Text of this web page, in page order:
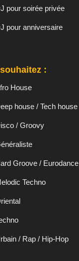
pour soirée privée
pour anniversaire
:
House
house / Tech house
/ Groovy
Groove / Eurodance
Techno
/ Rap / Hip-Hop